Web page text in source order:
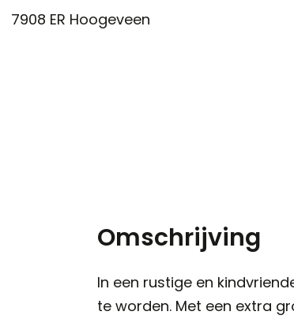
7908 ER Hoogeveen
Omschrijving
In een rustige en
te worden. Met een extra